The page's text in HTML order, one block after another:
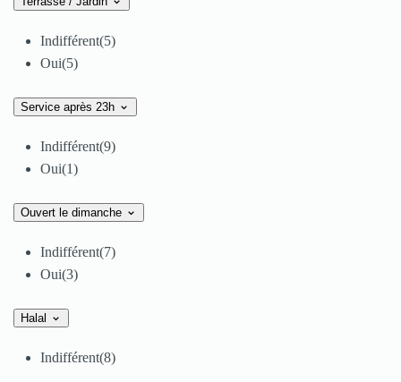
Indifférent(5)
Oui(5)
Service après 23h
Indifférent(9)
Oui(1)
Ouvert le dimanche
Indifférent(7)
Oui(3)
Halal
Indifférent(8)